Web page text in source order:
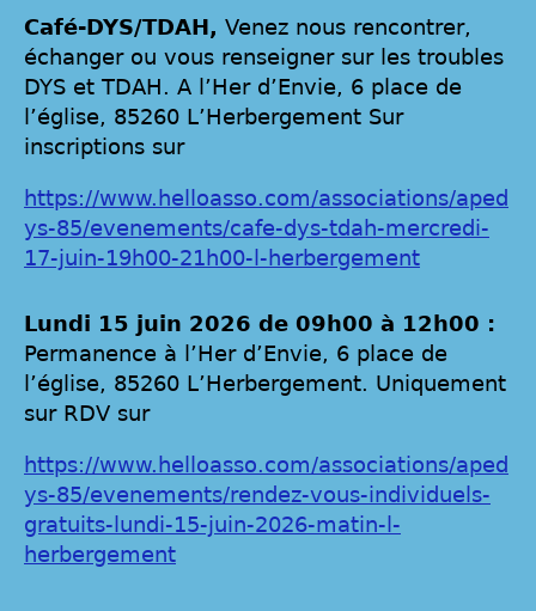
Café-DYS/TDAH, Venez nous rencontrer,
échanger ou vous renseigner sur les troubles
DYS et TDAH. A l’Her d’Envie, 6 place de
l’église, 85260 L’Herbergement Sur
inscriptions sur
https://www.helloasso.com/associations/aped
ys-85/evenements/cafe-dys-tdah-mercredi-
17-juin-19h00-21h00-l-herbergement
Lundi 15 juin 2026 de 09h00 à 12h00 :
Permanence à l’Her d’Envie, 6 place de
l’église, 85260 L’Herbergement. Uniquement
sur RDV sur
https://www.helloasso.com/associations/aped
ys-85/evenements/rendez-vous-individuels-
gratuits-lundi-15-juin-2026-matin-l-
herbergement